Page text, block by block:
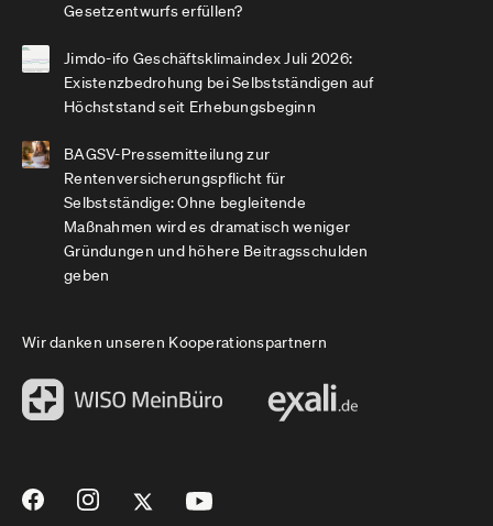
Gesetzentwurfs erfüllen?
Jimdo-ifo Geschäftsklimaindex Juli 2026:
Existenzbedrohung bei Selbstständigen auf
Höchststand seit Erhebungsbeginn
BAGSV-Pressemitteilung zur
Rentenversicherungspflicht für
Selbstständige: Ohne begleitende
Maßnahmen wird es dramatisch weniger
Gründungen und höhere Beitragsschulden
geben
Wir danken unseren Kooperationspartnern